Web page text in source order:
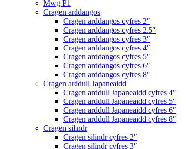
Mwg P1
Cragen arddangos
Cragen arddangos cyfres 2″
Cragen arddangos cyfres 2.5″
Cragen arddangos cyfres 3″
Cragen arddangos cyfres 4″
Cragen arddangos cyfres 5″
Cragen arddangos cyfres 6″
Cragen arddangos cyfres 8″
Cragen arddull Japaneaidd
Cragen arddull Japaneaidd cyfres 4″
Cragen arddull Japaneaidd cyfres 5″
Cragen arddull Japaneaidd cyfres 6″
Cragen arddull Japaneaidd cyfres 8″
Cragen silindr
Cragen silindr cyfres 2″
Cragen silindr cyfres 3″